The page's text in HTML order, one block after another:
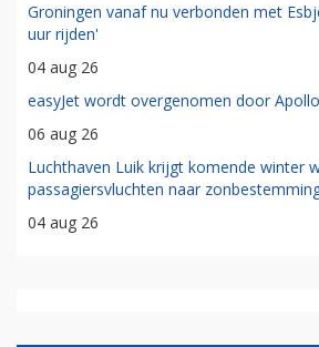
Groningen vanaf nu verbonden met
uur rijden'
04 aug 26
easyJet wordt overgenomen door
06 aug 26
Luchthaven Luik krijgt komende winter
passagiersvluchten naar
04 aug 26